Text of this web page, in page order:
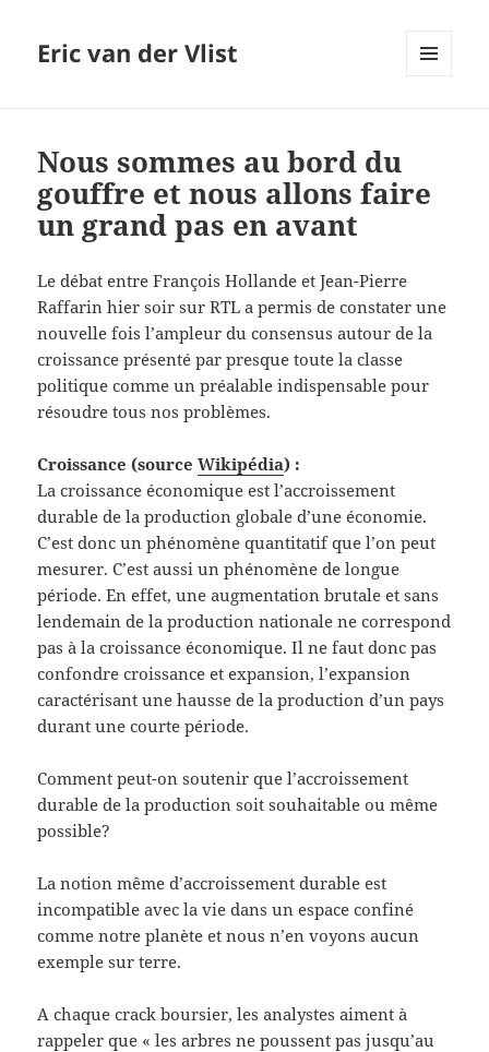
Eric van der Vlist
Nous sommes au bord du
gouffre et nous allons faire
un grand pas en avant
Le débat entre François Hollande et Jean-Pierre
Raffarin hier soir sur RTL a permis de constater une
nouvelle fois l’ampleur du consensus autour de la
croissance présenté par presque toute la classe
politique comme un préalable indispensable pour
résoudre tous nos problèmes.
Croissance (sourceWikipédia) :
La croissance économique est l’accroissement
durable de la production globale d’une économie.
C’est donc un phénomène quantitatif que l’on peut
mesurer. C’est aussi un phénomène de longue
période. En effet, une augmentation brutale et sans
lendemain de la production nationale ne correspond
pas à la croissance économique. Il ne faut donc pas
confondre croissance et expansion, l’expansion
caractérisant une hausse de la production d’un pays
durant une courte période.
Comment peut-on soutenir que l’accroissement
durable de la production soit souhaitable ou même
possible?
La notion même d’accroissement durable est
incompatible avec la vie dans un espace confiné
comme notre planète et nous n’en voyons aucun
exemple sur terre.
A chaque crack boursier, les analystes aiment à
rappeler que « les arbres ne poussent pas jusqu’au